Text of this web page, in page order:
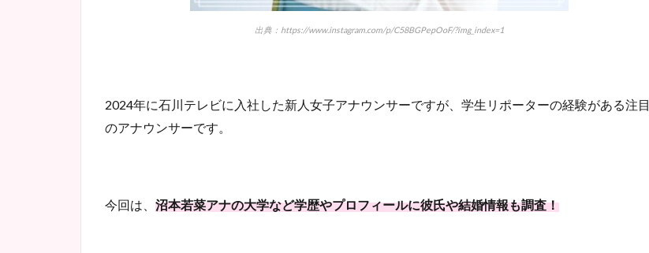
出典：https://www.instagram.com/p/C58BGPepOoF/?img_index=1
2024年に石川テレビに入社した新人女子アナウンサーですが、学生リポーターの経験がある注目
のアナウンサーです。
今回は、 沼本若菜アナの大学など学歴やプロフィールに彼氏や結婚情報も調査！